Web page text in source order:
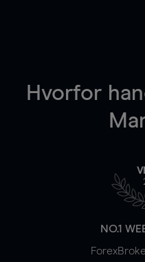
Hvorfor
NO.1